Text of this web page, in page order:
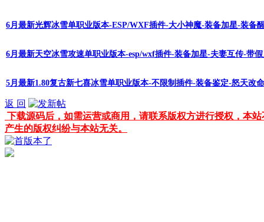
6月最新光辉冰雪单职业版本-ESP/WXF插件-大小神魔-装备加星-装备
6月最新天空冰雪攻速单职业版本-esp/wxf插件-装备加星-夫妻互传-带
5月最新1.80复古新七喜冰雪单职业版本-不限制插件-装备鉴定-怒天改
返 回
下载源码后，如需运营或商用，请联系版权方进行授权，本
产生的版权纠纷与本站无关。